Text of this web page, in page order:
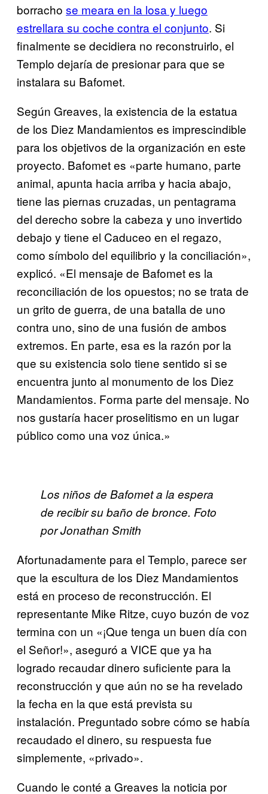
borracho ​se meara en la losa y luego
estrellara su coche contra el conjunto. Si
finalmente se decidiera no reconstruirlo, el
Templo dejaría de presionar para que se
instalara su Bafomet.
Según Greaves, la existencia de la estatua
de los Diez Mandamientos es imprescindible
para los objetivos de la organización en este
proyecto. Bafomet es «parte humano, parte
animal, apunta hacia arriba y hacia abajo,
tiene las piernas cruzadas, un pentagrama
del derecho sobre la cabeza y uno invertido
debajo y tiene el Caduceo en el regazo,
como símbolo del equilibrio y la conciliación»,
explicó. «El mensaje de Bafomet es la
reconciliación de los opuestos; no se trata de
un grito de guerra, de una batalla de uno
contra uno, sino de una fusión de ambos
extremos. En parte, esa es la razón por la
que su existencia solo tiene sentido si se
encuentra junto al monumento de los Diez
Mandamientos. Forma parte del mensaje. No
nos gustaría hacer proselitismo en un lugar
público como una voz única.»
Los niños de Bafomet a la espera
de recibir su baño de bronce. Foto
por Jonathan Smith
Afortunadamente para el Templo, parece ser
que la escultura de los Diez Mandamientos
está en proceso de reconstrucción. El
representante Mike Ritze, cuyo buzón de voz
termina con un «¡Que tenga un buen día con
el Señor!», aseguró a VICE que ya ha
logrado recaudar dinero suficiente para la
reconstrucción y que aún no se ha revelado
la fecha en la que está prevista su
instalación. Preguntado sobre cómo se había
recaudado el dinero, su respuesta fue
simplemente, «privado».
Cuando le conté a Greaves la noticia por